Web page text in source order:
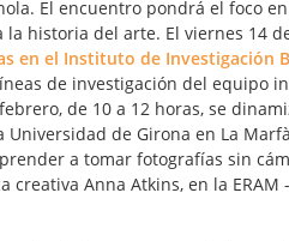
El encuentro pondrá el foco
historia del arte. El viernes 14
en el Instituto de Investigación
de investigación del equipo
de 10 a 12 horas, se
de Girona en La
a tomar fotografías sin
Anna Atkins, en la ERAM